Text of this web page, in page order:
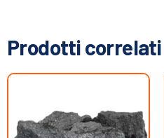
Prodotti correlati